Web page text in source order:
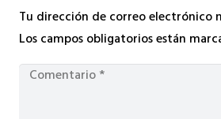
Tu dirección de correo electrónico
Los campos obligatorios están